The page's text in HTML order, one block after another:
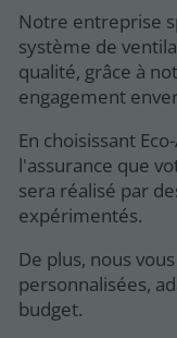
Notre entreprise
système de
qualité, grâce à
engagement
En choisissant
l'assurance que
sera réalisé par
expérimentés.
De plus, nous
personnalisées,
budget.